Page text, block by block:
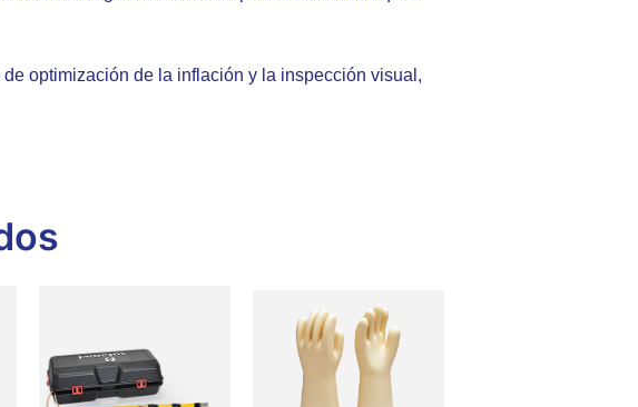
optimización de la inflación y la inspección visual,